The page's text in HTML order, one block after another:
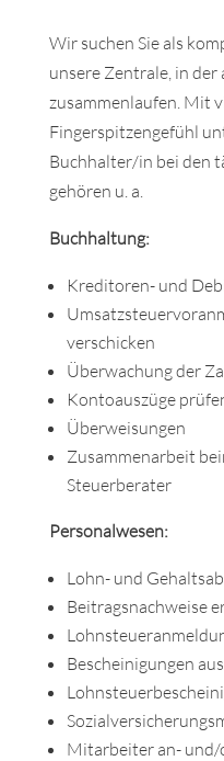
Wir suchen Sie als
unsere Zentrale, in der
zusammenlaufen. Mit
Fingerspitzengefühl
Buchhalter/in bei den
gehören u. a.
Buchhaltung:
Kreditoren- und
verschicken
Überwachung der
Kontoauszüge
Überweisungen
Zusammenarbeit
Steuerberater
Personalwesen:
Lohn- und
Beitragsnachweise
Bescheinigungen
Mitarbeiter an- und/